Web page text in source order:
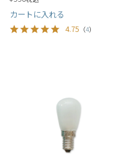
カートに入れる
4.75 （4）